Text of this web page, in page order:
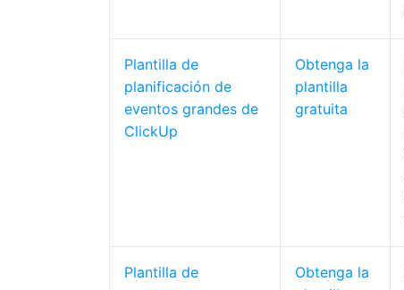
Plantilla de
planificación de
eventos grandes de
ClickUp
Obtenga la
plantilla
gratuita
Plantilla de
Obtenga la